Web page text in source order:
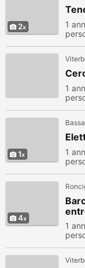
2 1
1
1 1
4
1